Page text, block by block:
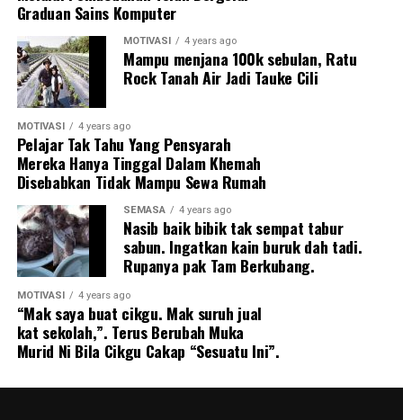
Saya sarankan untuk cacatkan patung tersebut dan
buang. Sebab depa dok atas flat, susah untuk buat
aktiviti pemusnahan patung tersebut.
Bila ke ruang tamu, ada lagi patung kembar macam saya
jugak. Betul-betul mengejek ni. Hahaha…dan yang
terakhir ada patung harimau.
Graduan Sains Komputer
MOTIVASI 4 years ago
Mampu menjana 100k sebulan, Ratu
Rock Tanah Air Jadi Tauke Cili
MOTIVASI 4 years ago
Pelajar Tak Tahu Yang Pensyarah
Mereka Hanya Tinggal Dalam Khemah
Disebabkan Tidak Mampu Sewa Rumah
SEMASA 4 years ago
Nasib baik bibik tak sempat tabur
sabun. Ingatkan kain buruk dah tadi.
Rupanya pak Tam Berkubang.
MOTIVASI 4 years ago
“Mak saya buat cikgu. Mak suruh jual
kat sekolah,”. Terus Berubah Muka
Murid Ni Bila Cikgu Cakap “Sesuatu Ini”.